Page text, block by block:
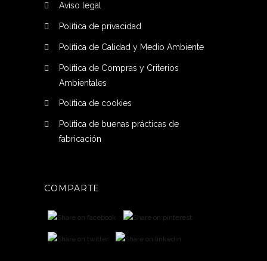
Aviso legal
Política de privacidad
Política de Calidad y Medio Ambiente
Política de Compras y Criterios
Ambientales
Política de cookies
Política de buenas prácticas de
fabricación
COMPARTE